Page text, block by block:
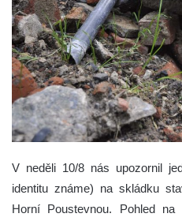
V neděli 10/8 nás upozornil
identitu známe) na skládku
Horní Poustevnou. Pohled